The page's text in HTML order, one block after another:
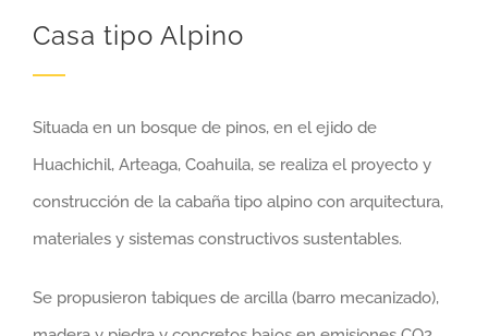
Casa tipo Alpino
Situada en un bosque de pinos, en el ejido de
Huachichil, Arteaga, Coahuila, se realiza el proyecto y
construcción de la cabaña tipo alpino con arquitectura,
materiales y sistemas constructivos sustentables.
Se propusieron tabiques de arcilla (barro mecanizado),